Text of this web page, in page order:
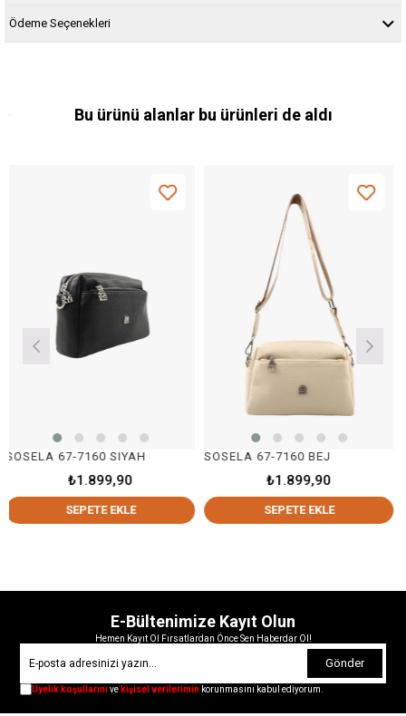
Ödeme Seçenekleri
Bu ürünü alanlar bu ürünleri de aldı
7160 SIYAH
₺1.899,90
SEPETE EKLE
SOSELA 67-7160 BEJ
₺1.899,90
SEPETE EKLE
E-Bültenimize Kayıt Olun
Hemen Kayıt Ol Fırsatlardan Önce Sen Haberdar Ol!
Gönder
Üyelik koşullarınıve kişisel verilerimin korunmasını kabul ediyorum.